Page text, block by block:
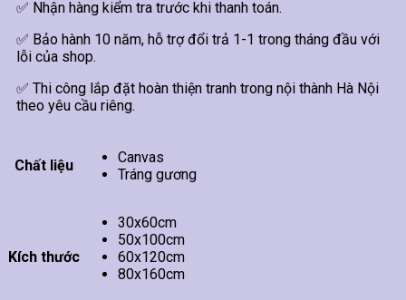
✅ Nhận hàng kiểm tra trước khi thanh toán.
✅ Bảo hành 10 năm, hỗ trợ đổi trả 1-1 trong tháng đầu với
lỗi của shop.
✅ Thi công lắp đặt hoàn thiện tranh trong nội thành Hà Nội
theo yêu cầu riêng.
Chất liệu
Canvas
Tráng gương
Kích thước
30x60cm
50x100cm
60x120cm
80x160cm